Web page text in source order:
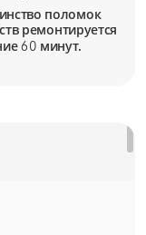
поломок
ремонтируется
60 минут.